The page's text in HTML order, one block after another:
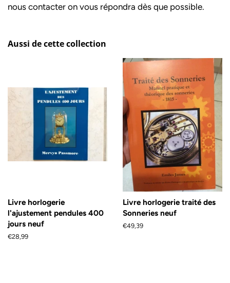
nous contacter on vous répondra dès que possible.
Aussi de cette collection
Livre horlogerie
l'ajustement pendules 400
jours neuf
Prix
€28,99
Livre horlogerie traité des
Sonneries neuf
Prix
€49,39